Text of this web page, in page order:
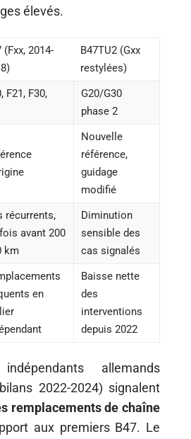
élevés.
(Fxx, 2014-
B47TU2 (Gxx
restylées)
F21, F30,
G20/G30
phase 2
Nouvelle
référence,
guidage
modifié
récurrents,
avant 200
km
Diminution
sensible des
cas signalés
en
Baisse nette
des
interventions
depuis 2022
allemands
2022-2024) signalent
remplacements de chaîne
aux premiers B47. Le